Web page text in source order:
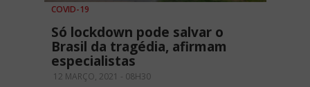
COVID-19
Só lockdown pode salvar o
Brasil da tragédia, afirmam
especialistas
12 MARÇO, 2021 - 08H30